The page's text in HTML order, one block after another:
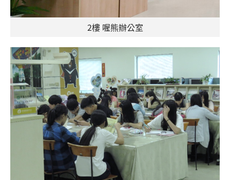
2樓 喔熊辦公室